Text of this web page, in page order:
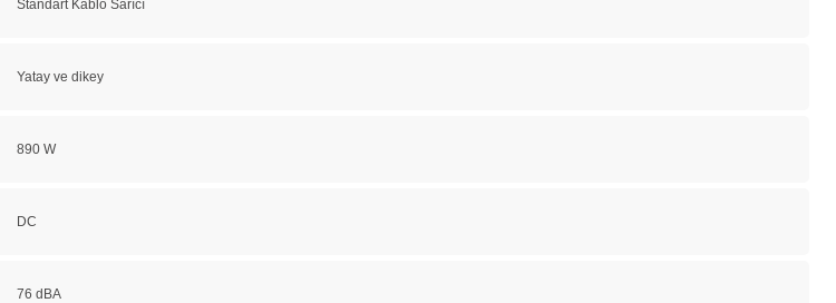
Standart Kablo Sarıcı
Yatay ve dikey
890 W
DC
76 dBA